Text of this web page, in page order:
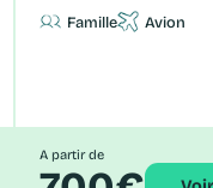
Famille Avion
A partir de